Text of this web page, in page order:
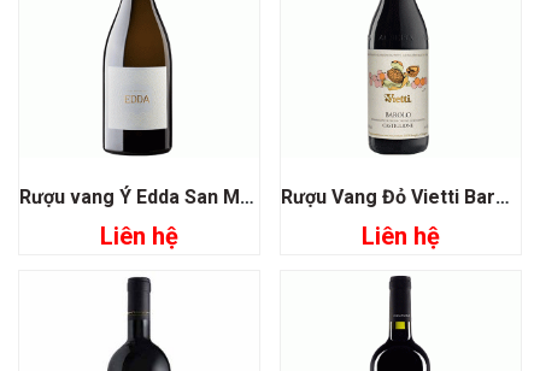
Rượu vang Ý Edda San Marzano
Liên hệ
Rượu Vang Đỏ Vietti Barolo Castiglione
Liên hệ